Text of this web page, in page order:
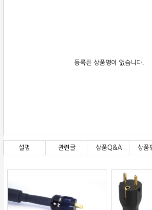
등록된 상품평이 없습니다.
설명 관련글 상품Q&A 상품